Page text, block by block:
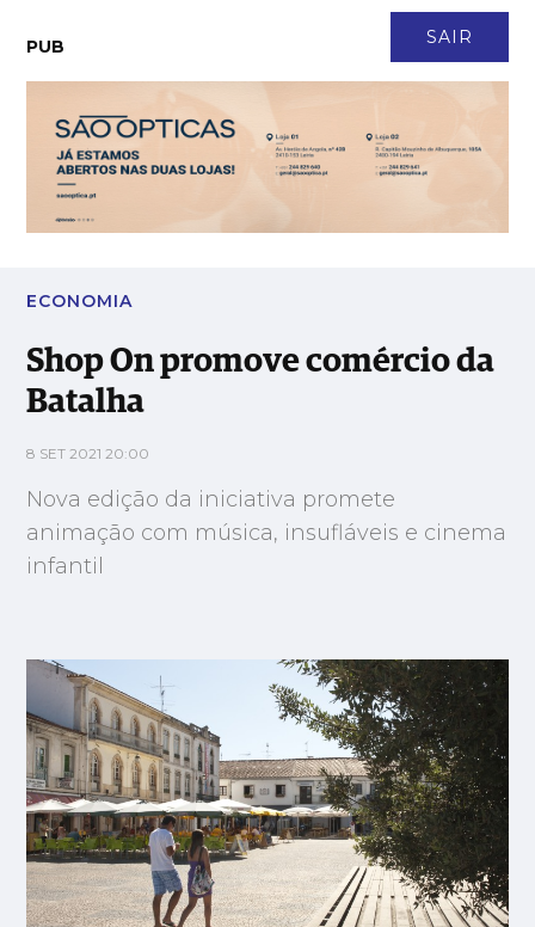
SAIR
PUB
Shop On promove comércio da Batalha
ECONOMIA
Shop On promove comércio da
Batalha
8 SET 2021 20:00
Nova edição da iniciativa promete
animação com música, insufláveis e cinema
infantil